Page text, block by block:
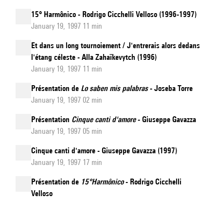
15° Harmônico - Rodrigo Cicchelli Velloso (1996-1997)
January 19, 1997 11 min
Et dans un long tournoiement / J'entrerais alors dedans
l'étang céleste - Alla Zahaïkevytch (1996)
January 19, 1997 11 min
Présentation de Lo saben mis palabras- Joseba Torre
January 19, 1997 02 min
Présentation Cinque canti d'amore- Giuseppe Gavazza
January 19, 1997 05 min
Cinque canti d'amore - Giuseppe Gavazza (1997)
January 19, 1997 17 min
Présentation de 15°Harmônico- Rodrigo Cicchelli
Velloso